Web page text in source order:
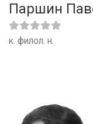
Паршин
к. филол. н.